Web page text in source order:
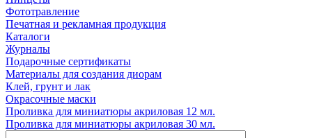
Фототравление
Печатная и рекламная продукция
Каталоги
Журналы
Подарочные сертификаты
Материалы для создания диорам
Клей, грунт и лак
Окрасочные маски
Проливка для миниатюры акриловая 12 мл.
Проливка для миниатюры акриловая 30 мл.